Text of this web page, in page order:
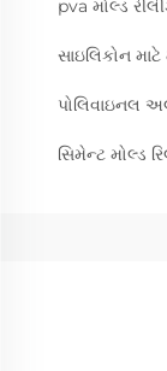
pva મોલ્ડ
સાઇલિકોન
પોલિવાઇનલ
સિમેન્ટ મોલ્ડ